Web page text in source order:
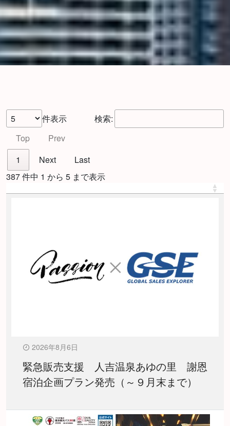
件表示
検索:
Top
Prev
1
Next
Last
387 件中 1 から 5 まで表示
2026年8月6日
緊急販売支援 人吉温泉あゆの里 謝恩
宿泊企画プラン発売（～９月末まで）